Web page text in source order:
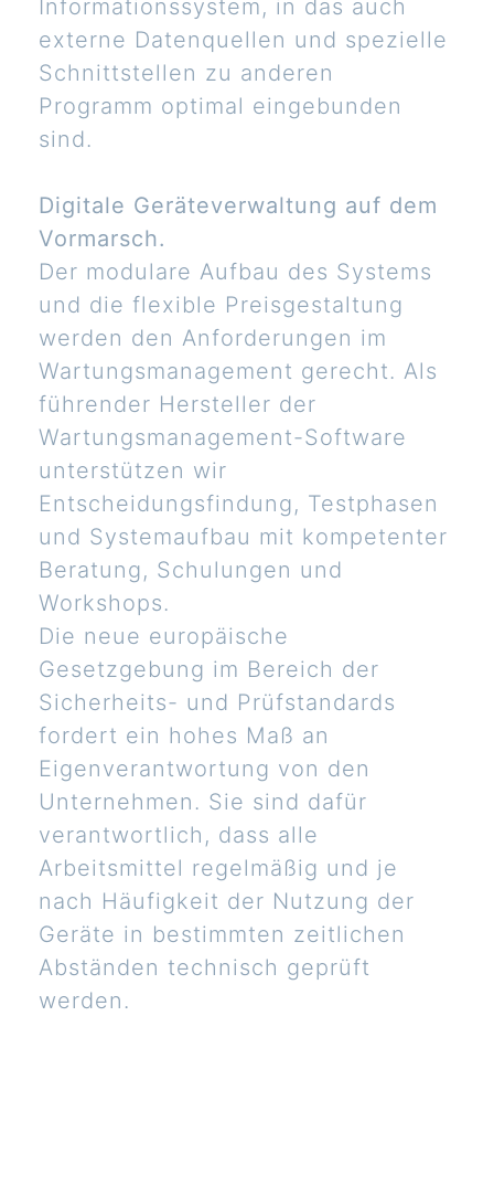
Informationssystem, in das auch
externe Datenquellen und spezielle
Schnittstellen zu anderen
Programm optimal eingebunden
sind.
Digitale Geräteverwaltung auf dem
Vormarsch.
Der modulare Aufbau des Systems
und die flexible Preisgestaltung
werden den Anforderungen im
Wartungsmanagement gerecht. Als
führender Hersteller der
Wartungsmanagement-Software
unterstützen wir
Entscheidungsfindung, Testphasen
und Systemaufbau mit kompetenter
Beratung, Schulungen und
Workshops.
Die neue europäische
Gesetzgebung im Bereich der
Sicherheits- und Prüfstandards
fordert ein hohes Maß an
Eigenverantwortung von den
Unternehmen. Sie sind dafür
verantwortlich, dass alle
Arbeitsmittel regelmäßig und je
nach Häufigkeit der Nutzung der
Geräte in bestimmten zeitlichen
Abständen technisch geprüft
werden.